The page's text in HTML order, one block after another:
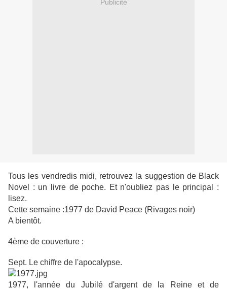
Publicité
Tous les vendredis midi, retrouvez la suggestion de Black
Novel : un livre de poche. Et n'oubliez pas le principal :
lisez.
Cette semaine :1977 de David Peace (Rivages noir)
A bientôt.
4ème de couverture :
Sept. Le chiffre de l'apocalypse.
1977, l'année du Jubilé d'argent de la Reine et de